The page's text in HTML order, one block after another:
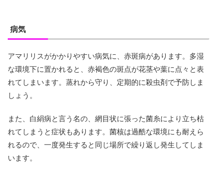
病気
アマリリスがかかりやすい病気に、赤斑病があります。多湿
な環境下に置かれると、赤褐色の斑点が花茎や葉に点々と表
れてしまいます。蒸れから守り、定期的に殺虫剤で予防しま
しょう。
また、白絹病と言う名の、網目状に張った菌糸により立ち枯
れてしまうと症状もあります。菌核は過酷な環境にも耐えら
れるので、一度発生すると同じ場所で繰り返し発生してしま
います。